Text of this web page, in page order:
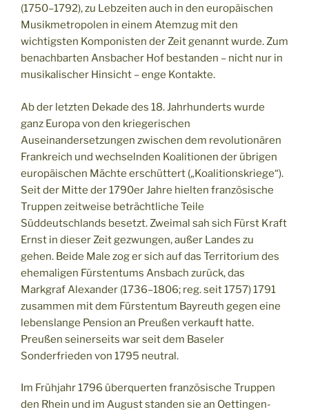
(1750–1792), zu Lebzeiten auch in den europäischen
Musikmetropolen in einem Atemzug mit den
wichtigsten Komponisten der Zeit genannt wurde. Zum
benachbarten Ansbacher Hof bestanden – nicht nur in
musikalischer Hinsicht – enge Kontakte.
Ab der letzten Dekade des 18. Jahrhunderts wurde
ganz Europa von den kriegerischen
Auseinandersetzungen zwischen dem revolutionären
Frankreich und wechselnden Koalitionen der übrigen
europäischen Mächte erschüttert („Koalitionskriege“).
Seit der Mitte der 1790er Jahre hielten französische
Truppen zeitweise beträchtliche Teile
Süddeutschlands besetzt. Zweimal sah sich Fürst Kraft
Ernst in dieser Zeit gezwungen, außer Landes zu
gehen. Beide Male zog er sich auf das Territorium des
ehemaligen Fürstentums Ansbach zurück, das
Markgraf Alexander (1736–1806; reg. seit 1757) 1791
zusammen mit dem Fürstentum Bayreuth gegen eine
lebenslange Pension an Preußen verkauft hatte.
Preußen seinerseits war seit dem Baseler
Sonderfrieden von 1795 neutral.
Im Frühjahr 1796 überquerten französische Truppen
den Rhein und im August standen sie an Oettingen-